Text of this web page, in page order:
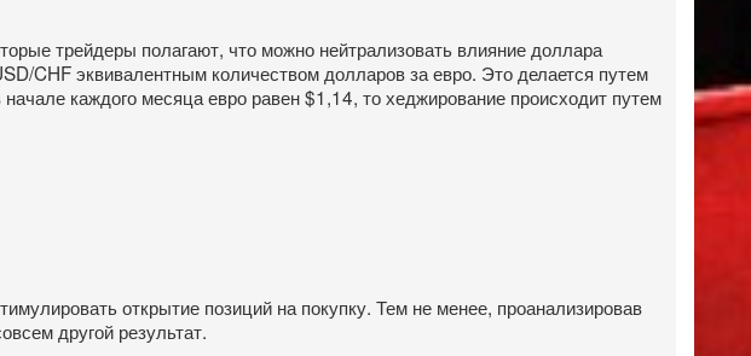
трейдеры полагают, что можно нейтрализовать влияние доллара
CHF эквивалентным количеством долларов за евро. Это делается путем
каждого месяца евро равен $1,14, то хеджирование происходит путем
открытие позиций на покупку. Тем не менее, проанализировав
другой результат.